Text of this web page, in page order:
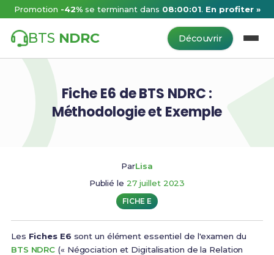
Promotion -42%se terminant dans 08:00:01. En profiter »
BTS NDRC Découvrir
Fiche E6 de BTS NDRC :
Méthodologie et Exemple
ParLisa
Publié le 27 juillet 2023
FICHE E
Les Fiches E6 sont un élément essentiel de l'examen du
BTS NDRC (« Négociation et Digitalisation de la Relation